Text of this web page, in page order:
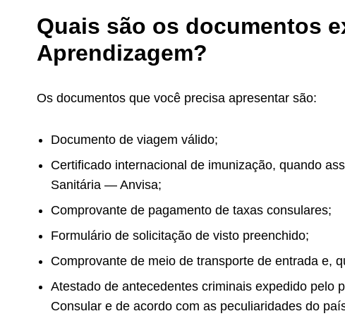
Quais são os documentos
Aprendizagem?
Os documentos que você precisa apresentar são:
Documento de viagem válido;
Certificado internacional de imunização, quando
Sanitária — Anvisa;
Comprovante de pagamento de taxas consulares;
Formulário de solicitação de visto preenchido;
Comprovante de meio de transporte de entrada e,
Atestado de antecedentes criminais expedido pelo
Consular e de acordo com as peculiaridades do